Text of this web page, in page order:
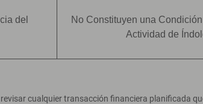
del
No Constituyen una
Actividad de
cualquier transacción financiera planificada